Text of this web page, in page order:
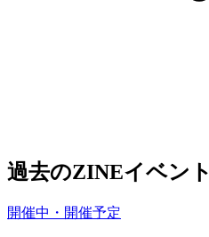
過去のZINEイベント
開催中・開催予定